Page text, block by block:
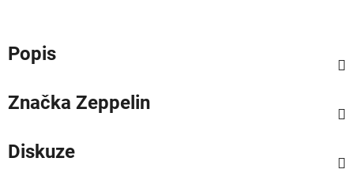
Popis
Značka Zeppelin
Diskuze